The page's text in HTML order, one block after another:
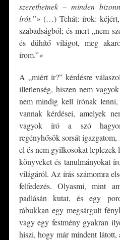
szerethetnek – minden
írót.”» (…) Tehát: írok: kéjért,
szabadságból; és mert „nem
és dühítő világot, meg
írom.”«
A „miért ír?” kérdésre
illetlenség, hiszen nem
nem mindig kell írónak lenni,
vannak kérdései, amelyek
vagyok író a szó
regényhősök sorsát
el és nem gyilkosokat leplezek
könyveket és tanulmányokat
világáról. Az írás számomra
felfedezés. Olyasmi, mint
padlásán kutat, és egy
rábukkan egy megsárgult
vagy egy festmény gyakran
hiszi, hogy már mindent látott,